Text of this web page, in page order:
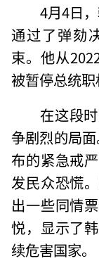
4月4日
通过了弹劾
束。他从
被暂停总统职
在这段
争剧烈的局
布的紧急戒
发民众恐慌
出一些同情
悦，显示了
续危害国家。